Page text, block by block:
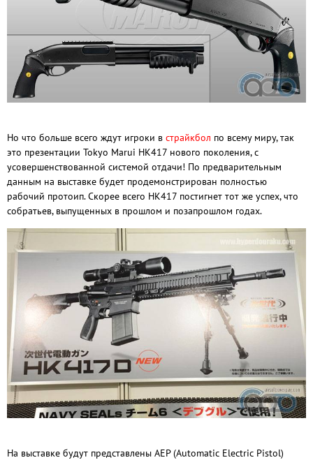
Но что больше всего ждут игроки в страйкбол по всему миру, так
это презентации Tokyo Marui HK417 нового поколения, с
усовершенствованной системой отдачи! По предварительным
данным на выставке будет продемонстрирован полностью
рабочий протоип. Скорее всего HK417 постигнет тот же успех, что
собратьев, выпущенных в прошлом и позапрошлом годах.
На выставке будут представлены AEP (Automatic Electric Pistol)